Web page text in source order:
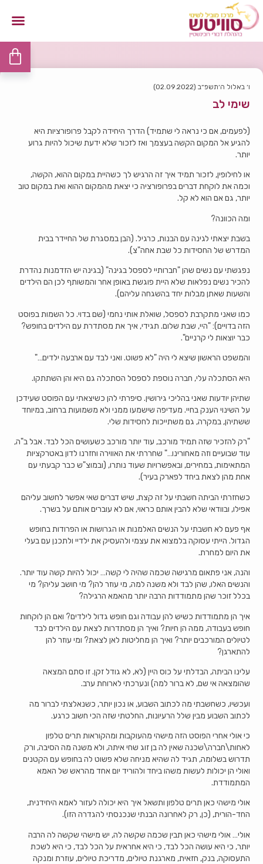
ו׳ באלול ה׳תשפ״ב (02.09.2022)
שימי לב
(לפעמים, אם כי נראה לי שתמיד) הדרך היחידה לקבל פרופורציות היא
להגיע אל המקום הקשה בעצמך ואז לזכור שלא ידעת שיכול להיות גרוע
יותר.
או לחילופין, לזכור תמיד איך זה הרגיש לך כשהיית במקום ההוא, הקשה,
וכמה את לוקחת דברים בפרופורציה כי יצאת מהמקום ההוא ואת במקום טוב
יותר, גם אם הוא לא קל.
ומה הכוונה?
בשבת יצאתי לגינה עם הבנות, כרגיל. (הבן במסגרת של החיידר בבית
המדרש של החסידות כל שבת אחה"צ).
נפגשתי עם נשים שהן "חברותיי לספסל בגינה" (בגינה יש הזדמנות נהדרת
להכיר נשים נפלאות שלא היית פוגשת באופן אחר והמשותף לכן הם הילדים
והשעות שאתן מבלות יחד בהשגחה עליהם).
כמו שאני מתקרבת לספסל, שואלת אותי נחמי (שם בדוי. כל השמות בפוסט
הזה בדויים): "היי, שבת שלום. תגידי, איך את מסתדרת עם הילדים בחופש?
כבר יוצאות לי קרניים".
והמשפט הראשון שיצא לי היה "לא פשוט. ואני לבד עם ארבעה ילדים…"
היא הסתכלה עלי, חברה נוספת לספסל הסתכלה גם היא והן השתתקו.
שתיהן יודעות שאני בהליכי גירושין. סיפרתי להן כשיצאתי עם הפוסט שעידכן
על השינוי הענק בחיי. מעדיפה שישמעו ממני ולא משמועות ברחוב, במיוחד
ששתיהן, במקרה, גם משתייכות לחסידות שלי.
"רק להזכיר שזה תמיד מורכב, עוד יותר מורכב כשעושים הכל לבד. אבל ב"ה,
עוד שבועיים וזה מאחורינו…" שחררתי את האווירה וחזרנו לדון באטרקציות
המתאימות, במחירים, ובאפשרויות שעוד נותרו, (ובמוצ"ש כבר קבעתי עם
אחת מהן לצאת ביחד לפארק בעיר).
כשחזרתי הביתה חשבתי על זה קצת, שיש דברים שאי אפשר לחשוב עליהם
אפילו, ובוודאי שלא להבין אותם כראוי, אם לא עוברים אותם על בשרך.
אף פעם לא חשבתי על הנשים האלמנות או הגרושות או הפרודות בחופש
הגדול. הייתי עסוקה בלמצוא את עצמי ולהעסיק את ילדיי ולתכנן עם בעלי
את היום למחרת.
והנה, אני פתאום מרגישה שכמה שהיה לי קשה… יכול להיות קשה עוד יותר.
והנשים האלו, שהן לבד ולא משנה למה, מי עוזר להן? מי חושב עליהן? מי
בכלל זוכר שהן מתמודדות הרבה יותר מהאמא הרגילה?
איך הן מתמודדות כשיש להן עבודה וגם חופש גדול לילדים? ואם הן לוקחות
חופש בעבודה, ממה הן חיות? ואיך הן מסתדרות לצאת עם הילדים לבד
לטיולים המורכבים יותר? ואיך הן מחליטות לאן לצאת? ומי עוזר להן
להתארגן?
עלינו הביתה, הבדלתי על כוס היין (לא, לא גודל זקן. זו סתם המצאה
שהומצאה אי שם, לא ברור למה) ונערכתי לארוחת ערב.
ועכשיו, כשחשבתי מה לכתוב השבוע, או נכון יותר, כשנאלצתי לברור מה
לכתוב השבוע מבין שלל הרעיונות, החלטתי שזה הכי חשוב כרגע.
כי אולי אחרי הפוסט הזה מישהי מהעוקבות ומהקוראות תרים טלפון
לאחות\חברה\שכנה שאין לה בן זוג שחי איתה, ולא משנה מה הסיבה, ורק
תדרוש בשלומה, תגיד לה שהיא מניחה שלא פשוט לה בחופש עם הקטנים
ואולי הן יכולות לעשות משהו ביחד ולהוריד יום אחד מהראש של האמא
המתמודדת.
אולי מישהי כאן תרים טלפון ותשאל איך היא יכולה לעזור לאמא היחידנית,
החד-הורית, (כן, רק לאחרונה הבנתי שנכנסתי להגדרה הזו).
אולי… אולי מישהי כאן תבין שכמה שקשה לה, יש מישהי שקשה לה הרבה
יותר, כי היא עושה הכל לבד, כי היא אחראית על הכל לבד, כי היא לשכת
התעסוקה, בנק, חזאית, מארגנת טיולים, מדריכת טיולים, עוזרת ומנקה